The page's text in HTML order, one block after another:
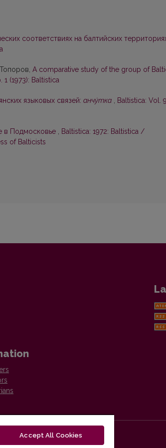
соответствиях на балтийских
A comparative study of the group of
1 (1973): Baltistica
языковых связей: анчу́тка , Baltistica: Vol. 9
в Подмосковье , Baltistica: 1972: Baltistica /
of Balticists
Accept All Cookies